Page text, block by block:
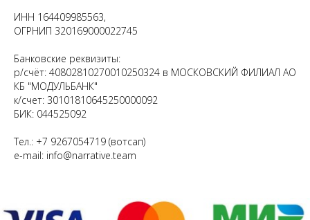
ИНН 164409985563,
ОГРНИП 320169000022745
Банковские реквизиты:
р/счёт: 40802810270010250324 в МОСКОВСКИЙ ФИЛИАЛ АО
КБ "МОДУЛЬБАНК"
к/счет: 30101810645250000092
БИК: 044525092
Тел.: +7 9267054719 (вотсап)
e-mail: info@narrative.team